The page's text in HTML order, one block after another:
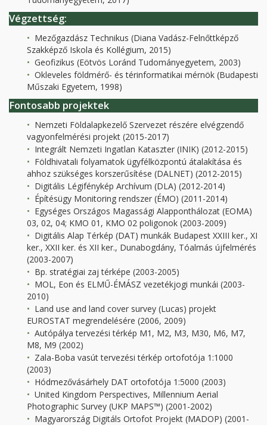
Végzettség:
Mezőgazdász Technikus (Diana Vadász-Felnőttképző
Szakképző Iskola és Kollégium, 2015)
Geofizikus (Eötvös Loránd Tudományegyetem, 2003)
Okleveles földmérő- és térinformatikai mérnök (Budapesti
Műszaki Egyetem, 1998)
Fontosabb projektek
Nemzeti Földalapkezelő Szervezet részére elvégzendő
vagyonfelmérési projekt (2015-2017)
Integrált Nemzeti Ingatlan Kataszter (INIK) (2012-2015)
Földhivatali folyamatok ügyfélközpontú átalakítása és
ahhoz szükséges korszerűsítése (DALNET) (2012-2015)
Digitális Légifénykép Archívum (DLA) (2012-2014)
Építésügy Monitoring rendszer (ÉMO) (2011-2014)
Egységes Országos Magassági Alapponthálozat (EOMA)
03, 02, 04; KMO 01, KMO 02 poligonok (2003-2009)
Digitális Alap Térkép (DAT) munkák Budapest XXIII ker., XI
ker., XXII ker. és XII ker., Dunabogdány, Tóalmás újfelmérés
(2003-2007)
Bp. stratégiai zaj térképe (2003-2005)
MOL, Eon és ELMŰ-ÉMÁSZ vezetékjogi munkái (2003-
2010)
Land use and land cover survey (Lucas) projekt
EUROSTAT megrendelésére (2006, 2009)
Autópálya tervezési térkép M1, M2, M3, M30, M6, M7,
M8, M9 (2002)
Zala-Boba vasút tervezési térkép ortofotója 1:1000
(2003)
Hódmezővásárhely DAT ortofotója 1:5000 (2003)
United Kingdom Perspectives, Millennium Aerial
Photographic Survey (UKP MAPS™) (2001-2002)
Magyarország Digitáls Ortofot Projekt (MADOP) (2001-